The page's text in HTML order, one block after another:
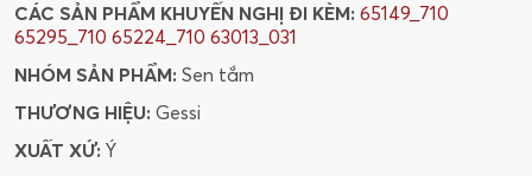
CÁC SẢN PHẨM KHUYẾN NGHỊ ĐI KÈM: 65149_710
65295_710 65224_710 63013_031
NHÓM SẢN PHẨM: Sen tắm
THƯƠNG HIỆU: Gessi
XUẤT XỨ: Ý